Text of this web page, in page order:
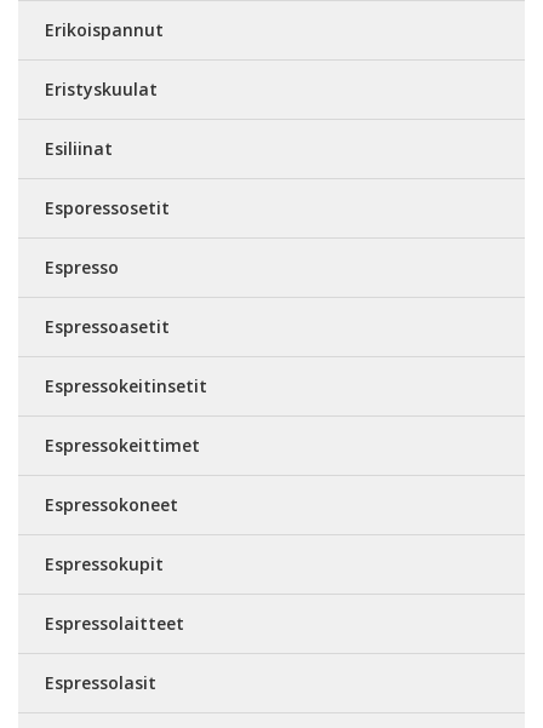
Erikoispannut
Eristyskuulat
Esiliinat
Esporessosetit
Espresso
Espressoasetit
Espressokeitinsetit
Espressokeittimet
Espressokoneet
Espressokupit
Espressolaitteet
Espressolasit